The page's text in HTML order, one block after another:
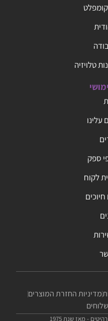
טלויזיה
עלינו
ספק
לקוח
מדיניות החזרת המוצרים
- מאז שנת 1975